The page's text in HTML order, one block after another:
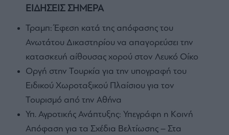
ΕΙΔΗΣΕΙΣ ΣΗΜΕΡΑ
Τραμπ: Έφεση κατά της απόφασης του
Ανωτάτου Δικαστηρίου να απαγορεύσει την
κατασκευή αίθουσας χορού στον Λευκό Οίκο
Οργή στην Τουρκία για την υπογραφή του
Ειδικού Χωροταξικού Πλαίσιου για τον
Τουρισμό από την Αθήνα
Υπ. Αγροτικής Ανάπτυξης: Υπεγράφη η Κοινή
Απόφαση για τα Σχέδια Βελτίωσης – Στα